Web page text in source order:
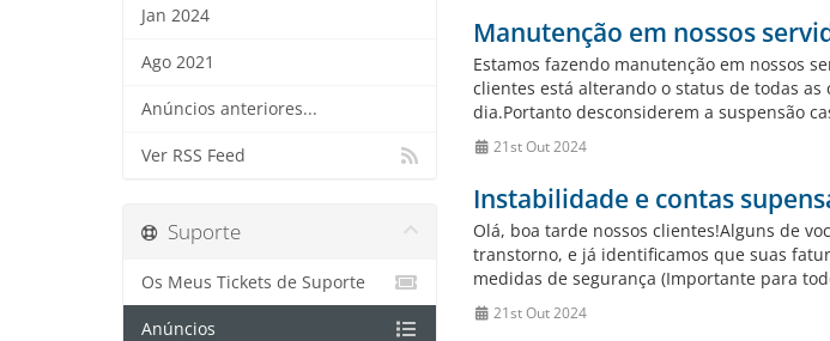
Jan 2024
Ago 2021
Anúncios anteriores...
Ver RSS Feed
Manutenção em nossos
Estamos fazendo manutenção em nossos
clientes está alterando o status de todas
dia.Portanto desconsiderem a suspensão
21st Out 2024
Instabilidade e contas
Olá, boa tarde nossos clientes!Alguns de
transtorno, e já identificamos que suas
medidas de segurança (Importante para
21st Out 2024
Suporte
Os Meus Tickets de Suporte
Anúncios